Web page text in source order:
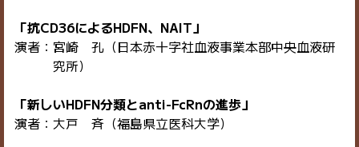
「抗CD36によるHDFN、NAIT」
演者：宮崎 孔（日本赤十字社血液事業本部中央血液研
究所）
「新しいHDFN分類とanti-FcRnの進歩」
演者：大戸 斉（福島県立医科大学）